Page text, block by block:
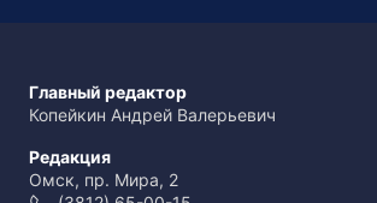
Главный редактор
Копейкин Андрей Валерьевич
Редакция
Омск, пр. Мира, 2